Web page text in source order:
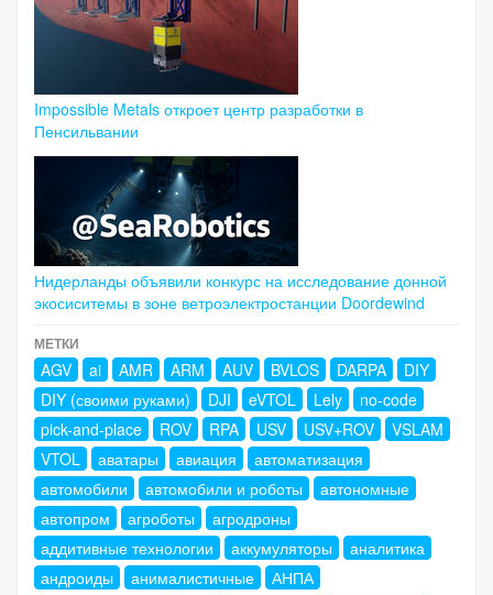
Impossible Metals откроет центр разработки в
Пенсильвании
Нидерланды объявили конкурс на исследование донной
экосиситемы в зоне ветроэлектростанции Doordewind
МЕТКИ
AGV ai AMR ARM AUV BVLOS DARPA
DIY
DIY (своими руками)
DJI eVTOL Lely
no-code
pick-and-place
ROV RPA USV USV+ROV
VSLAM
VTOL
аватары авиация
автоматизация
автомобили
автомобили и роботы
автономные
автопром
агроботы
агродроны
аддитивные технологии
аккумуляторы
аналитика
андроиды
анималистичные
АНПА